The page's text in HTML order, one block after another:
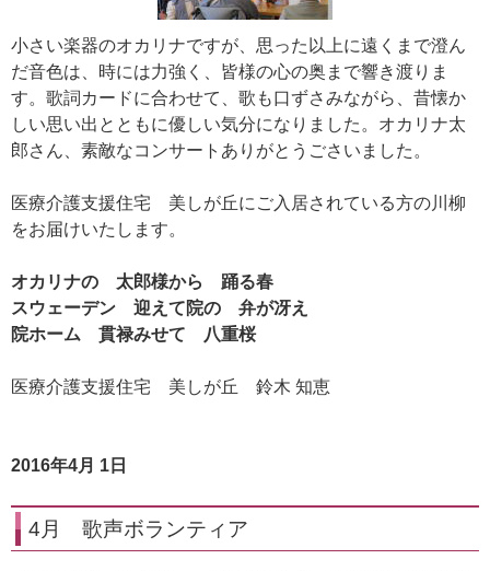
小さい楽器のオカリナですが、思った以上に遠くまで澄ん
だ音色は、時には力強く、皆様の心の奥まで響き渡りま
す。歌詞カードに合わせて、歌も口ずさみながら、昔懐か
しい思い出とともに優しい気分になりました。オカリナ太
郎さん、素敵なコンサートありがとうごさいました。
医療介護支援住宅 美しが丘にご入居されている方の川柳
をお届けいたします。
オカリナの 太郎様から 踊る春
スウェーデン 迎えて院の 弁が冴え
院ホーム 貫禄みせて 八重桜
医療介護支援住宅 美しが丘 鈴木 知恵
2016年4月 1日
4月 歌声ボランティア